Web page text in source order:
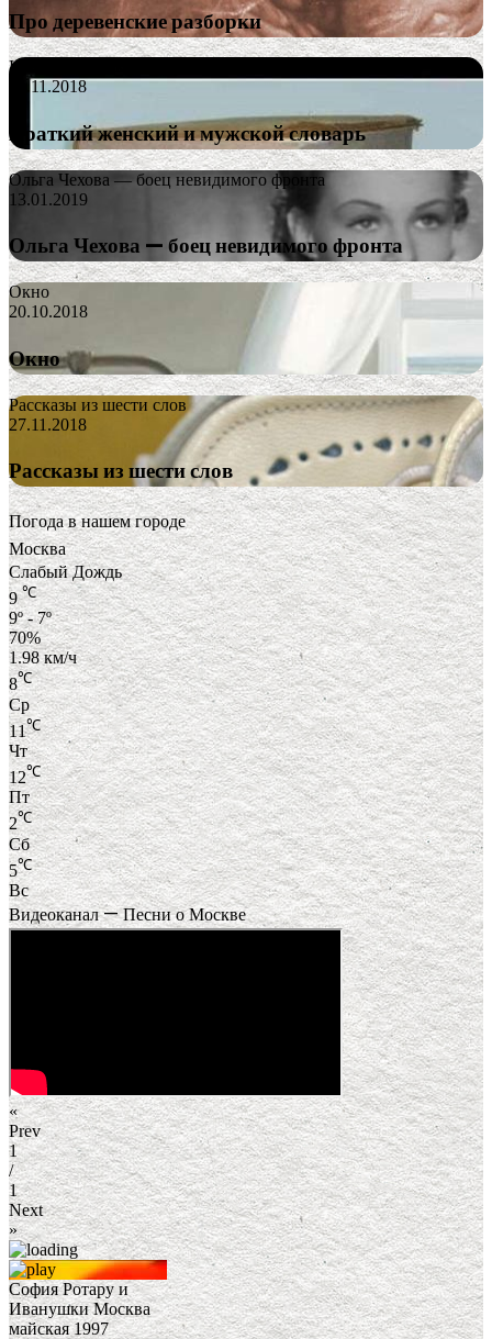
Про деревенские разборки
Краткий женский и мужской словарь
04.11.2018
Краткий женский и мужской словарь
Ольга Чехова — боец невидимого фронта
13.01.2019
Ольга Чехова — боец невидимого фронта
Окно
20.10.2018
Окно
Рассказы из шести слов
27.11.2018
Рассказы из шести слов
Погода в нашем городе
Москва
Слабый Дождь
9℃
9º - 7º
70%
1.98 км/ч
8℃
Ср
11℃
Чт
12℃
Пт
2℃
Сб
5℃
Вс
Видеоканал — Песни о Москве
«
Prev
1
/
1
Next
»
София Ротару и
Иванушки Москва
майская 1997